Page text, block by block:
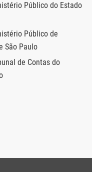
Público do Estado
Público de
São Paulo
de Contas do